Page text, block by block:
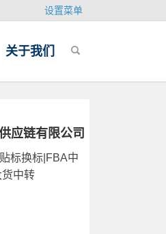
设置菜单
关于我们
应链有限公司
标换标|FBA中
中转